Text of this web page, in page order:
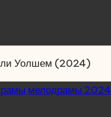
Уолшем (2024)
мелодрамы 2024